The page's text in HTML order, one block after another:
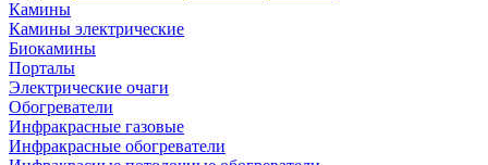
Камины
Камины электрические
Биокамины
Порталы
Электрические очаги
Обогреватели
Инфракрасные газовые
Инфракрасные обогреватели